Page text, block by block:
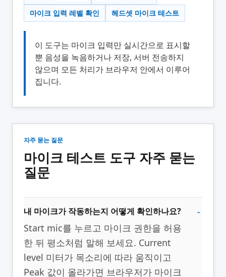
마이크 입력 레벨 확인
헤드셋 마이크 테스트
이 도구는 마이크 입력만 실시간으로 표시할
뿐 음성을 녹음하거나 저장, 서버 전송하지
않으며 모든 처리가 브라우저 안에서 이루어
집니다.
자주 묻는 질문
마이크 테스트 도구 자주 묻는
질문
내 마이크가 작동하는지 어떻게 확인하나요?
Start mic를 누르고 마이크 권한을 허용
한 뒤 평소처럼 말해 보세요. Current
level 미터가 목소리에 따라 움직이고
Peak 값이 올라가면 브라우저가 마이크